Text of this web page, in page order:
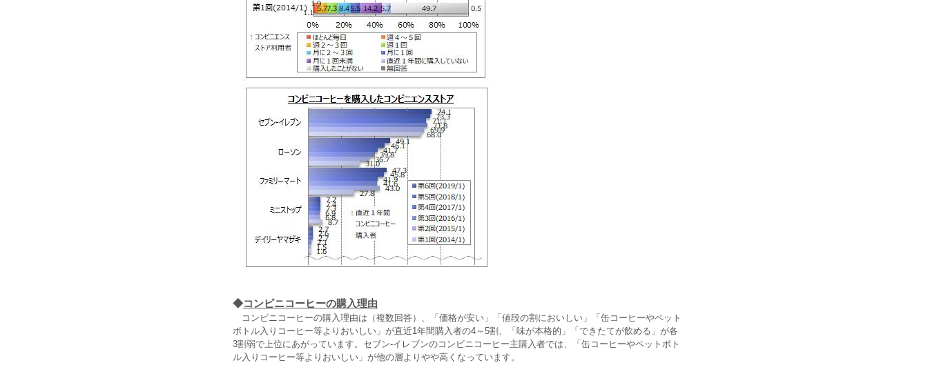
◆コンビニコーヒーの購入理由
コンビニコーヒーの購入理由は（複数回答）、「価格が安い」「値段の割においしい」「缶コーヒーやペット
ボトル入りコーヒー等よりおいしい」が直近1年間購入者の4～5割、「味が本格的」「できたてが飲める」が各
3割弱で上位にあがっています。セブン-イレブンのコンビニコーヒー主購入者では、「缶コーヒーやペットボト
ル入りコーヒー等よりおいしい」が他の層よりやや高くなっています。